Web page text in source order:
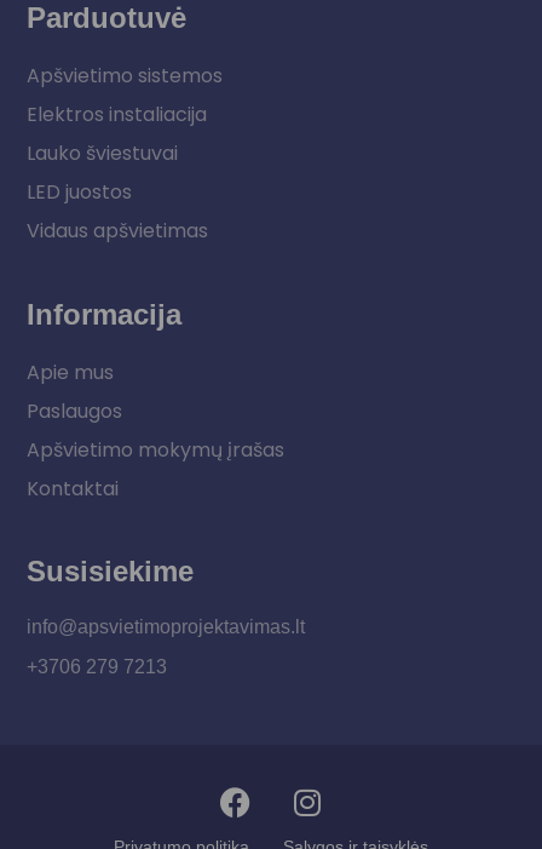
Parduotuvė
Apšvietimo sistemos
Elektros instaliacija
Lauko šviestuvai
LED juostos
Vidaus apšvietimas
Informacija
Apie mus
Paslaugos
Apšvietimo mokymų įrašas
Kontaktai
Susisiekime
info@apsvietimoprojektavimas.lt
+3706 279 7213